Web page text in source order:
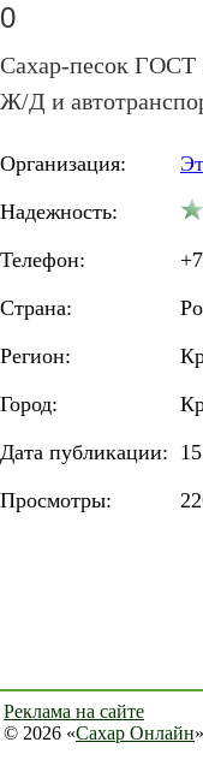
0
Cахар-песок ГОСТ
Ж/Д и
Организация:
Надежность:
Телефон:
Страна:
Регион:
Город:
Дата публикации:
Просмотры:
Реклама на сайте
© 2026 «Сахар Онлайн»